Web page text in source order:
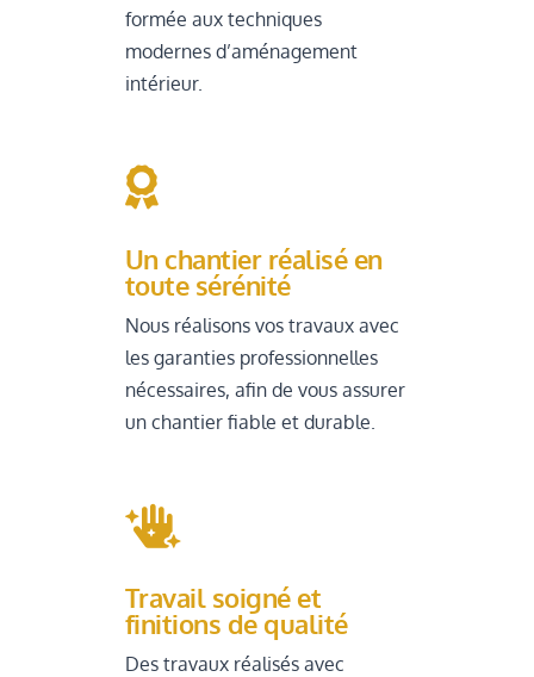
formée aux techniques
modernes d’aménagement
intérieur.

Un chantier réalisé en
toute sérénité
Nous réalisons vos travaux avec
les garanties professionnelles
nécessaires, afin de vous assurer
un chantier fiable et durable.

Travail soigné et
finitions de qualité
Des travaux réalisés avec